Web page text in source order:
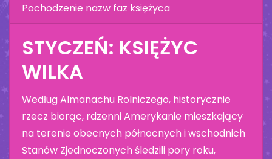
Pochodzenie nazw faz księżyca
STYCZEŃ: KSIĘŻYC
WILKA
Według Almanachu Rolniczego, historycznie
rzecz biorąc, rdzenni Amerykanie mieszkający
na terenie obecnych północnych i wschodnich
Stanów Zjednoczonych śledzili pory roku,